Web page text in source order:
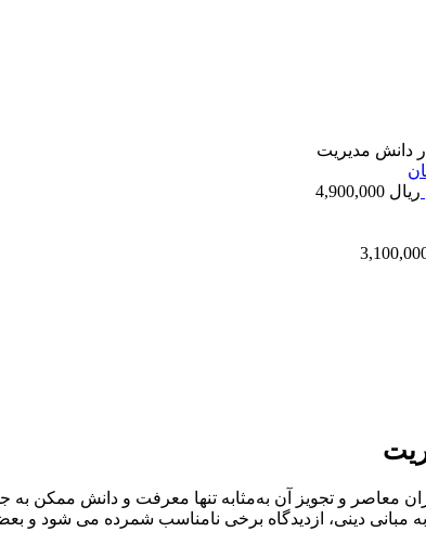
دانش مدیریت
ریال
و تجویز آن به‌مثابه تنها معرفت و دانش ممکن به
به مبانی دینی، ازدیدگاه برخی نامناسب شمرده می‏ شود و